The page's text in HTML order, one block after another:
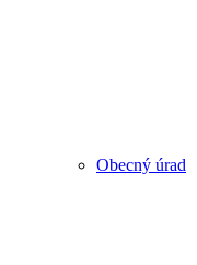
Obecný úrad